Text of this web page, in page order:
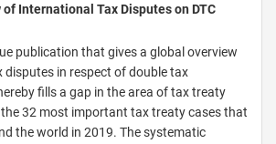
International Tax Disputes on DTC
publication that gives a global overview
in respect of double tax
fills a gap in the area of tax treaty
32 most important tax treaty cases that
the world in 2019. The systematic